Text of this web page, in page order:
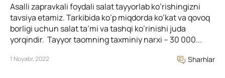
Asalli zapravkali foydali salat tayyorlab ko’rishingizni
tavsiya etamiz. Tarkibida ko’p miqdorda ko’kat va qovoq
borligi uchun salat ta’mi va tashqi ko’rinishi juda
yorqindir. Tayyor taomning taxminiy narxi – 30 000...
1 Noyabr, 2022 Sharhlar